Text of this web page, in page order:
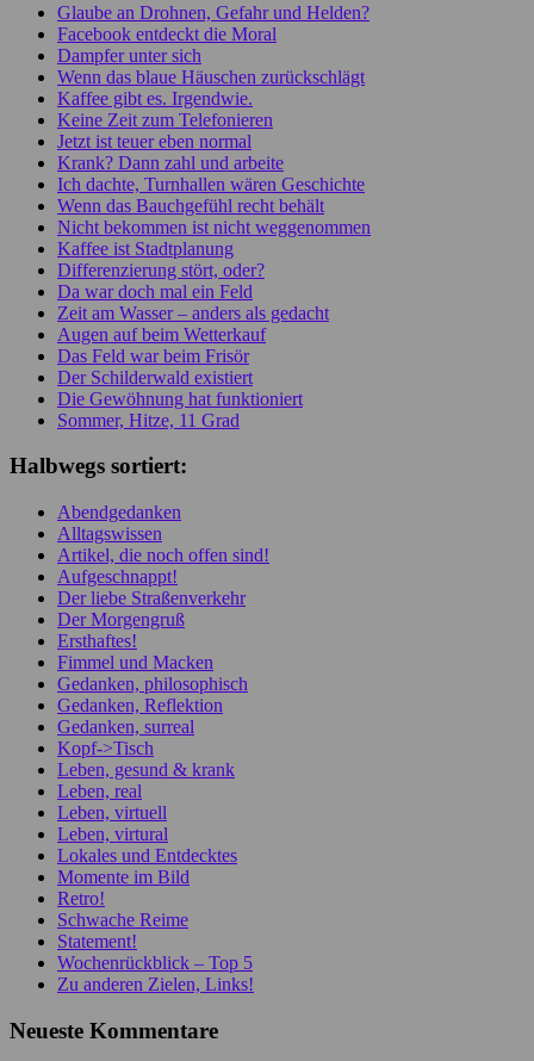
Glaube an Drohnen, Gefahr und Helden?
Facebook entdeckt die Moral
Dampfer unter sich
Wenn das blaue Häuschen zurückschlägt
Kaffee gibt es. Irgendwie.
Keine Zeit zum Telefonieren
Jetzt ist teuer eben normal
Krank? Dann zahl und arbeite
Ich dachte, Turnhallen wären Geschichte
Wenn das Bauchgefühl recht behält
Nicht bekommen ist nicht weggenommen
Kaffee ist Stadtplanung
Differenzierung stört, oder?
Da war doch mal ein Feld
Zeit am Wasser – anders als gedacht
Augen auf beim Wetterkauf
Das Feld war beim Frisör
Der Schilderwald existiert
Die Gewöhnung hat funktioniert
Sommer, Hitze, 11 Grad
Halbwegs sortiert:
Abendgedanken
Alltagswissen
Artikel, die noch offen sind!
Aufgeschnappt!
Der liebe Straßenverkehr
Der Morgengruß
Ersthaftes!
Fimmel und Macken
Gedanken, philosophisch
Gedanken, Reflektion
Gedanken, surreal
Kopf->Tisch
Leben, gesund & krank
Leben, real
Leben, virtuell
Leben, virtural
Lokales und Entdecktes
Momente im Bild
Retro!
Schwache Reime
Statement!
Wochenrückblick – Top 5
Zu anderen Zielen, Links!
Neueste Kommentare